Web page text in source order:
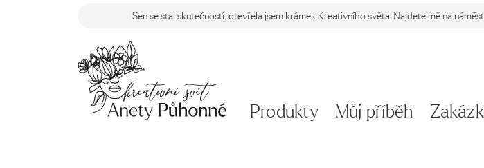
Sen se stal skutečností, otevřela jsem krámek Kreativního světa. Najdete mě na
Produkty Můj příběh